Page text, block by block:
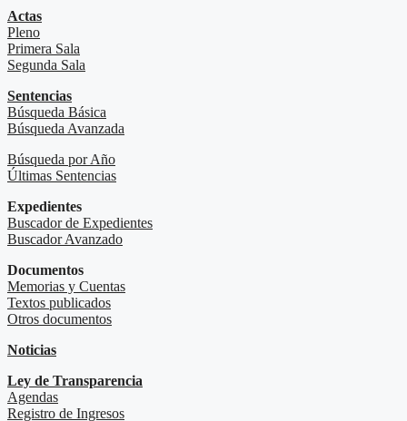
Actas
Pleno
Primera Sala
Segunda Sala
Sentencias
Búsqueda Básica
Búsqueda Avanzada
Búsqueda por Año
Últimas Sentencias
Expedientes
Buscador de Expedientes
Buscador Avanzado
Documentos
Memorias y Cuentas
Textos publicados
Otros documentos
Noticias
Ley de Transparencia
Agendas
Registro de Ingresos